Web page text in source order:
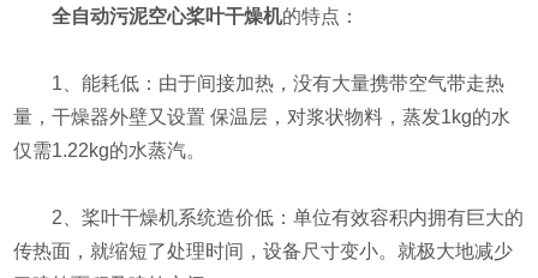
全自动污泥空心桨叶干燥机的特点：
1、能耗低：由于间接加热，没有大量携带空气带走热
量，干燥器外壁又设置 保温层，对浆状物料，蒸发1kg的水
仅需1.22kg的水蒸汽。
2、桨叶干燥机系统造价低：单位有效容积内拥有巨大的
传热面，就缩短了处理时间，设备尺寸变小。就极大地减少